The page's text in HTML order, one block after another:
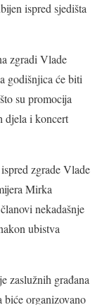
ispred sjedišta
zgradi Vlade
godišnjica će biti
su promocija
djela i koncert
zgrade Vlade
Mirka
nekadašnje
ubistva
zaslužnih građana
organizovano